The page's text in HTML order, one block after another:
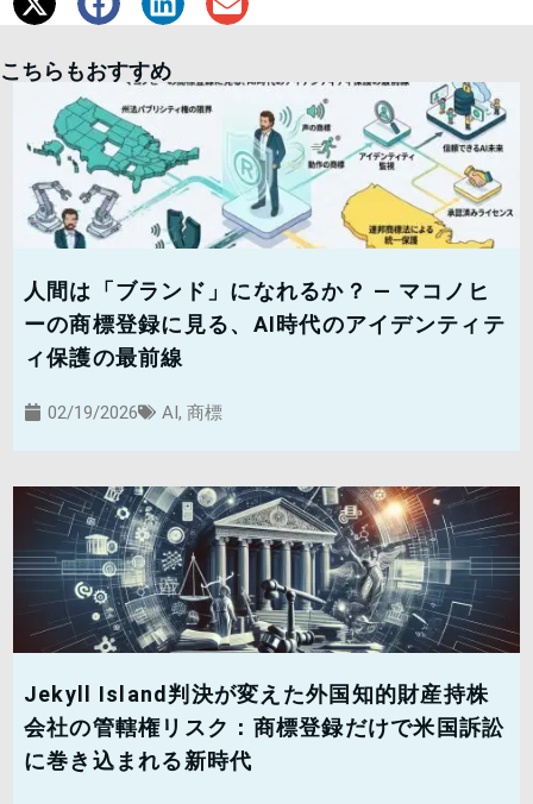
こちらもおすすめ
人間は「ブランド」になれるか？ — マコノヒ
ーの商標登録に見る、AI時代のアイデンティテ
ィ保護の最前線
02/19/2026 AI, 商標
Jekyll Island判決が変えた外国知的財産持株
会社の管轄権リスク：商標登録だけで米国訴訟
に巻き込まれる新時代